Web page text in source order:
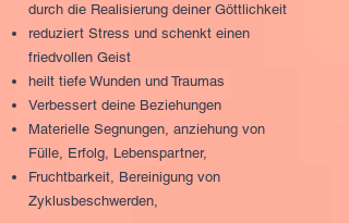
durch die Realisierung deiner Göttlichkeit
reduziert Stress und schenkt einen
friedvollen Geist
heilt tiefe Wunden und Traumas
Verbessert deine Beziehungen
Materielle Segnungen, anziehung von
Fülle, Erfolg, Lebenspartner,
Fruchtbarkeit, Bereinigung von
Zyklusbeschwerden,